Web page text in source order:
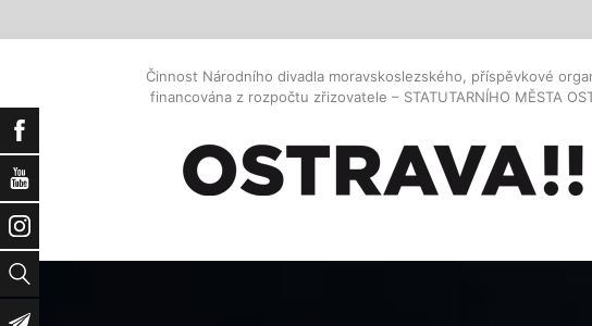
Facebook
YouTube
Instagram
Vyhledat
Newsletter
Činnost Národního divadla moravskoslezského, příspěvkové
financována z rozpočtu zřizovatele – STATUTARNÍHO MĚSTA